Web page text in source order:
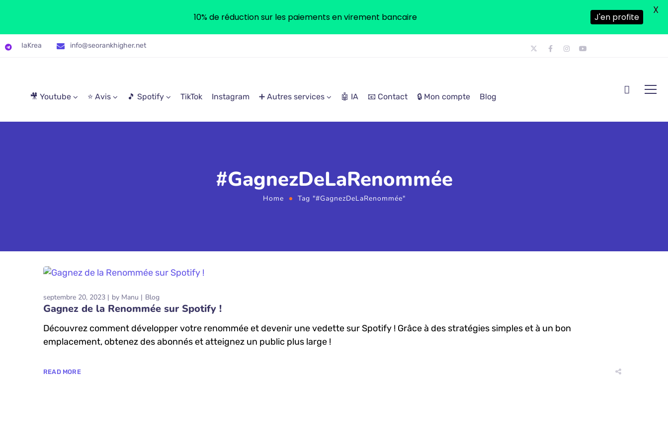
IaKrea info@seorankhigher.net
🎥 Youtube ⭐ Avis 🎵 Spotify TikTok Instagram ➕ Autres services 🤖 IA 📧 Contact 🔒 Mon compte Blog
#GagnezDeLaRenommée
Home Tag "#GagnezDeLaRenommée"
septembre 20, 2023 by Manu Blog
Gagnez de la Renommée sur Spotify !
Découvrez comment développer votre renommée et devenir une vedette sur Spotify ! Grâce à des stratégies simples et à un bon
emplacement, obtenez des abonnés et atteignez un public plus large !
READ MORE
10% de réduction sur les paiements en virement bancaire J'en profite
X